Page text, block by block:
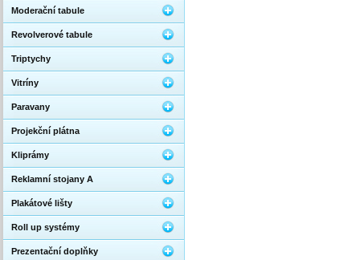
Moderační tabule
Revolverové tabule
Triptychy
Vitríny
Paravany
Projekční plátna
Kliprámy
Reklamní stojany A
Plakátové lišty
Roll up systémy
Prezentační doplňky